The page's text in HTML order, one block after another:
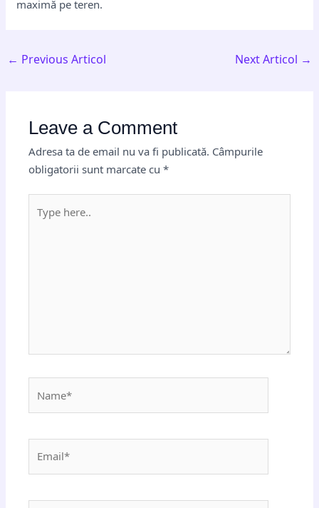
maximă pe teren.
← Previous Articol Next Articol →
Leave a Comment
Adresa ta de email nu va fi publicată. Câmpurile
obligatorii sunt marcate cu*
here..